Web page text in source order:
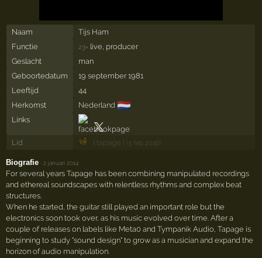
Naam
Tijs Ham
Functie
23× live, producer
Geslacht
man
Geboortedatum
19 september 1981
Leeftijd
44
Herkomst
Nederland 🇳🇱
Links
Lid [ tapage ] (3 feb 2016)
Biografie 2 januari 2014
For several years Tapage has been combining manipulated recordings
and ethereal soundscapes with relentless rhythms and complex beat
structures.
When he started, the guitar still played an important role but the
electronics soon took over, as his music evolved over time. After a
couple of releases on labels like Meta0 and Tympanik Audio, Tapage is
beginning to study "sound design" to grow as a musician and expand the
horizon of audio manipulation.